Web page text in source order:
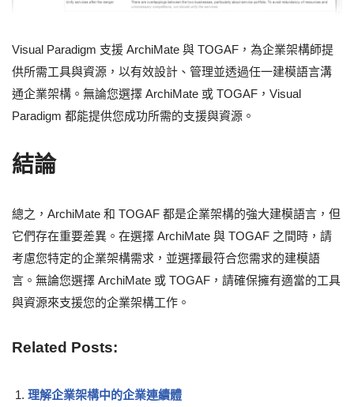
Visual Paradigm 支援 ArchiMate 與 TOGAF，為企業架構師提
供所需工具與資源，以有效設計、管理並透過任一建模語言溝
通企業架構。無論您選擇 ArchiMate 或 TOGAF，Visual
Paradigm 都能提供您成功所需的支援與資源。
結論
總之，ArchiMate 和 TOGAF 都是企業架構的強大建模語言，但
它們存在重要差異。在選擇 ArchiMate 與 TOGAF 之間時，請
考慮您特定的企業架構需求，並選擇最符合您需求的建模語
言。無論您選擇 ArchiMate 或 TOGAF，請確保擁有適當的工具
與資源來支援您的企業架構工作。
Related Posts:
理解企業架構中的企業連續體